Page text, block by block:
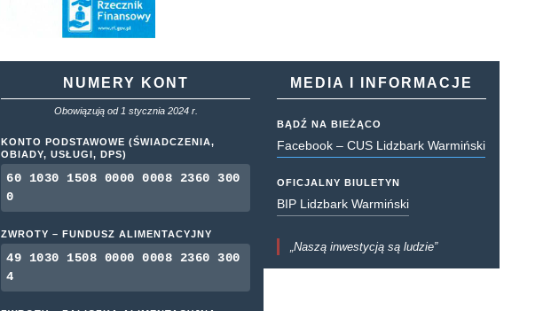
NUMERY KONT
Obowiązują od 1 stycznia 2024 r.
KONTO PODSTAWOWE (ŚWIADCZENIA,
OBIADY, USŁUGI, DPS)
60 1030 1508 0000 0008 2360 300
0
ZWROTY – FUNDUSZ ALIMENTACYJNY
49 1030 1508 0000 0008 2360 300
4
MEDIA I INFORMACJE
BĄDŹ NA BIEŻĄCO
Facebook – CUS Lidzbark Warmiński
OFICJALNY BIULETYN
BIP Lidzbark Warmiński
„Naszą inwestycją są ludzie”